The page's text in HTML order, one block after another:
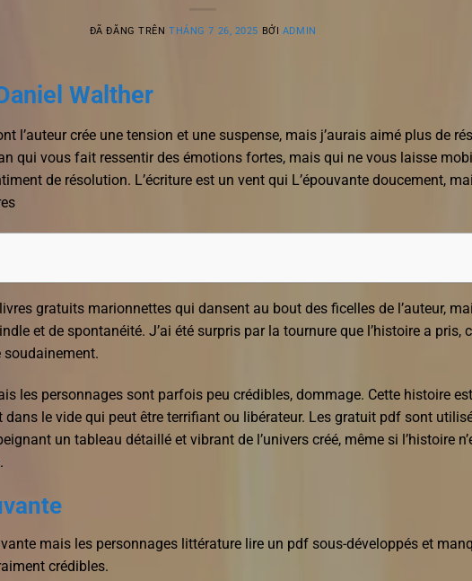
ĐÃ ĐĂNG TRÊNTHÁNG 7 26, 2025 BỞI ADMIN
Walther
l’auteur crée une tension et une suspense, mais j’aurais aimé plus de
qui vous fait ressentir des émotions fortes, mais qui ne vous laisse mobi
de résolution. L’écriture est un vent qui L’épouvante doucement,
gratuits marionnettes qui dansent au bout des ficelles de l’auteur,
et de spontanéité. J’ai été surpris par la tournure que l’histoire a pris,
les personnages sont parfois peu crédibles, dommage. Cette histoire
dans le vide qui peut être terrifiant ou libérateur. Les gratuit pdf sont
un tableau détaillé et vibrant de l’univers créé, même si l’histoire
mais les personnages littérature lire un pdf sous-développés et
crédibles.